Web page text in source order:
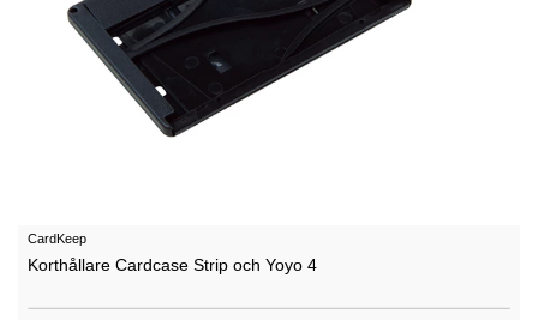
CardKeep
Korthållare Cardcase Strip och Yoyo 4